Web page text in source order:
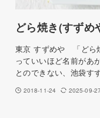
どら焼き(すずめ
東京 すずめや 「どら
っていいほど名前があ
とのできない、池袋す
2018-11-24 2025-09-